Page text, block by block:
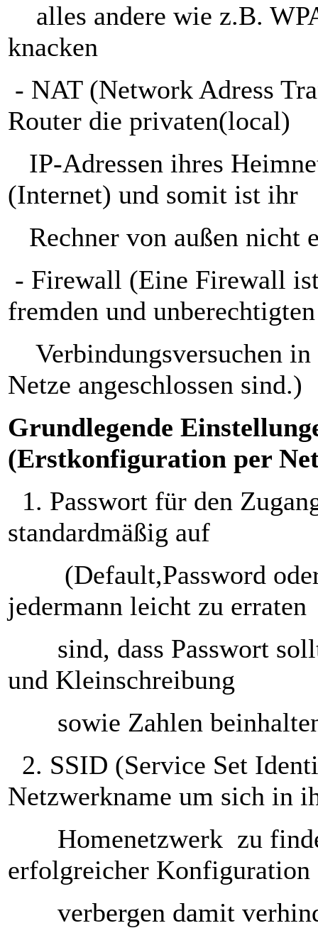
alles andere wie z.B.
knacken
- NAT (Network Adress
Router die privaten(local)
IP-Adressen ihres
(Internet) und somit ist ihr
Rechner von außen nicht
- Firewall (Eine Firewall
fremden und
Verbindungsversuchen
Netze angeschlossen sind.)
Grundlegende
(Erstkonfiguration per
1. Passwort für den
standardmäßig auf
(Default,Password
jedermann leicht zu
sind, dass Passwort
und Kleinschreibung
sowie Zahlen
2. SSID (Service Set
Netzwerkname um sich in
Homenetzwerk zu
erfolgreicher Konfiguration
verbergen damit